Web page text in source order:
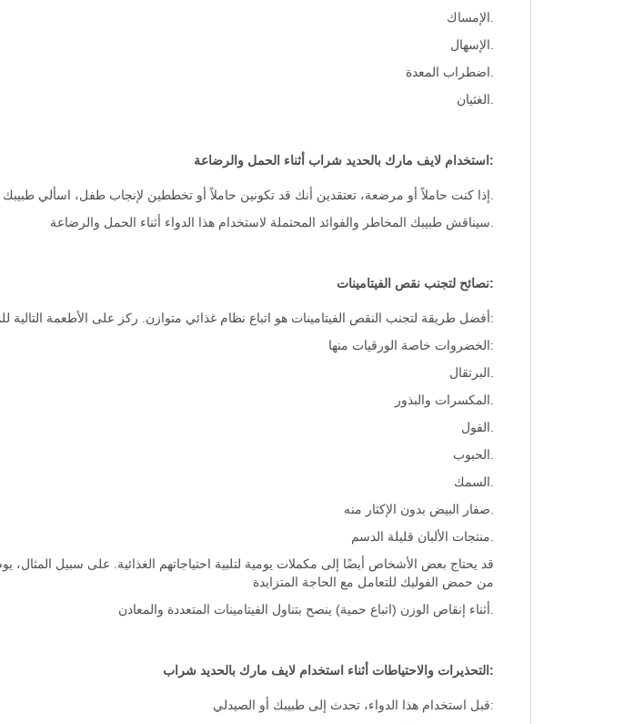
.الإمساك
.الإسهال
.اضطراب المعدة
.الغثيان
:استخدام لايف مارك بالحديد شراب أثناء الحمل والرضاعة
.إذا كنت حاملاً أو مرضعة، تعتقدين أنك قد تكونين حاملاً أو تخططين لإنجاب طفل، اسألي
.سيناقش طبيبك المخاطر والفوائد المحتملة لاستخدام هذا الدواء أثناء الحمل والرضاعة
:نصائح لتجنب نقص الفيتامينات
:أفضل طريقة لتجنب النقص الفيتامينات هو اتباع نظام غذائي متوازن. ركز على الأطعمة التالية
:الخضروات خاصة الورقيات منها
.البرتقال
.المكسرات والبذور
.الفول
.الحبوب
.السمك
.صفار البيض بدون الإكثار منه
.منتجات الألبان قليلة الدسم
قد يحتاج بعض الأشخاص أيضًا إلى مكملات يومية لتلبية احتياجاتهم الغذائية. على سبيل
من حمض الفوليك للتعامل مع الحاجة المتزايدة
.أثناء إنقاص الوزن (اتباع حمية) ينصح بتناول الفيتامينات المتعددة والمعادن
:التحذيرات والاحتياطات أثناء استخدام لايف مارك بالحديد شراب
:قبل استخدام هذا الدواء، تحدث إلى طبيبك أو الصيدلي